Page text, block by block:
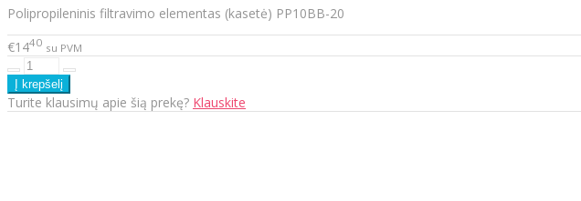
Polipropileninis filtravimo elementas (kasetė) PP10BB-20
€1440 su PVM
Turite klausimų apie šią prekę? Klauskite